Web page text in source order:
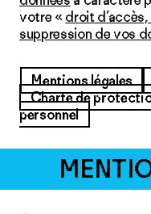
votre « droit
suppression de vos
Mentions légales
Charte de
personnel